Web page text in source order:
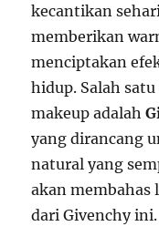
kecantikan
memberikan
menciptakan
hidup. Salah
makeup adalah
yang dirancang
natural yang
akan membahas
dari Givenchy ini.